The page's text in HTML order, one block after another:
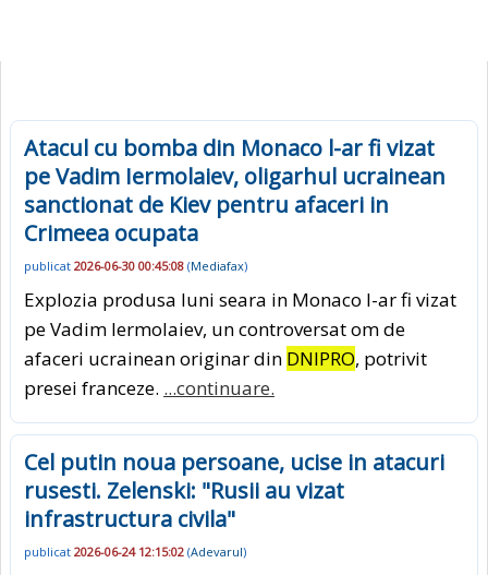
Atacul cu bomba din Monaco l-ar fi vizat
pe Vadim Iermolaiev, oligarhul ucrainean
sanctionat de Kiev pentru afaceri in
Crimeea ocupata
publicat 2026-06-30 00:45:08 (Mediafax)
Explozia produsa luni seara in Monaco l-ar fi vizat
pe Vadim Iermolaiev, un controversat om de
afaceri ucrainean originar din DNIPRO, potrivit
presei franceze. ...continuare.
Cel putin noua persoane, ucise in atacuri
rusesti. Zelenski: "Rusii au vizat
infrastructura civila"
publicat 2026-06-24 12:15:02 (Adevarul)